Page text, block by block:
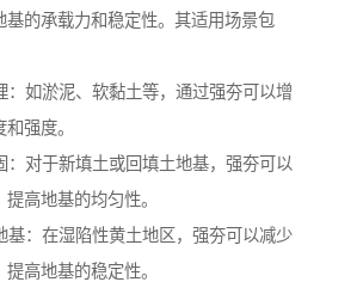
基的承载力和稳定性。其适用场景包
：如淤泥、软黏土等，通过强夯可以增
强度。
：对于新填土或回填土地基，强夯可以
高地基的均匀性。
基：在湿陷性黄土地区，强夯可以减少
高地基的稳定性。